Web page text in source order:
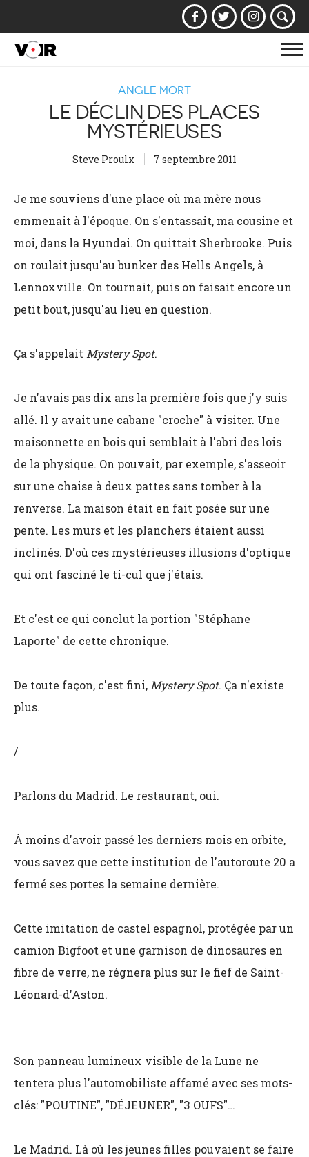
ANGLE MORT
LE DÉCLIN DES PLACES
MYSTÉRIEUSES
Steve Proulx 7 septembre 2011
Je me souviens d'une place où ma mère nous
emmenait à l'époque. On s'entassait, ma cousine et
moi, dans la Hyundai. On quittait Sherbrooke. Puis
on roulait jusqu'au bunker des Hells Angels, à
Lennoxville. On tournait, puis on faisait encore un
petit bout, jusqu'au lieu en question.
Ça s'appelait Mystery Spot.
Je n'avais pas dix ans la première fois que j'y suis
allé. Il y avait une cabane "croche" à visiter. Une
maisonnette en bois qui semblait à l'abri des lois
de la physique. On pouvait, par exemple, s'asseoir
sur une chaise à deux pattes sans tomber à la
renverse. La maison était en fait posée sur une
pente. Les murs et les planchers étaient aussi
inclinés. D'où ces mystérieuses illusions d'optique
qui ont fasciné le ti-cul que j'étais.
Et c'est ce qui conclut la portion "Stéphane
Laporte" de cette chronique.
De toute façon, c'est fini, Mystery Spot. Ça n'existe
plus.
/
Parlons du Madrid. Le restaurant, oui.
À moins d'avoir passé les derniers mois en orbite,
vous savez que cette institution de l'autoroute 20 a
fermé ses portes la semaine dernière.
Cette imitation de castel espagnol, protégée par un
camion Bigfoot et une garnison de dinosaures en
fibre de verre, ne régnera plus sur le fief de Saint-
Léonard-d'Aston.
Son panneau lumineux visible de la Lune ne
tentera plus l'automobiliste affamé avec ses mots-
clés: "POUTINE", "DÉJEUNER", "3 OUFS"…
Le Madrid. Là où les jeunes filles pouvaient se faire